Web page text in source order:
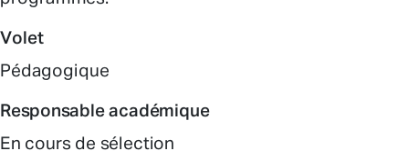
Volet
Pédagogique
Responsable académique
En cours de sélection